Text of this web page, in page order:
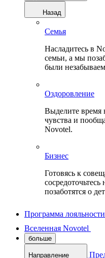
Назад
Семья
Насладитесь в
семьи, а мы
были
Оздоровление
Выделите время
чувства и
Novotel.
Бизнес
Готовясь к
позаботятся о
Программа лояльности
Вселенная Novotel
больше
Направление